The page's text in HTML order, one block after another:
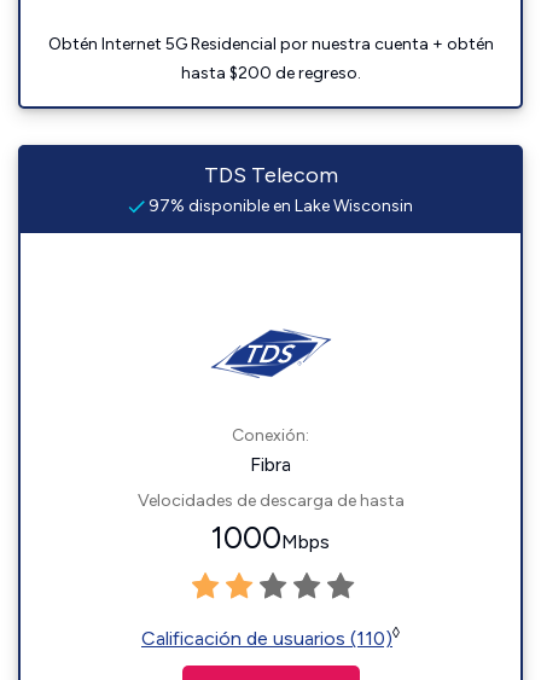
Obtén Internet 5G Residencial por nuestra cuenta + obtén
hasta $200 de regreso.
TDS Telecom
97% disponible en Lake Wisconsin
Conexión:
Fibra
Velocidades de descarga de hasta
1000Mbps
Calificación de usuarios (110)◊